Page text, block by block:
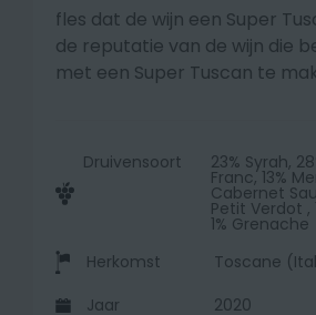
fles dat de wijn een Super
de reputatie van de wijn die
met een Super Tuscan te
Druivensoort 23% Syrah,
Franc, 13%
Cabernet
Petit Verdot ,
1% Grenache
Herkomst
Toscane
Jaar
2020